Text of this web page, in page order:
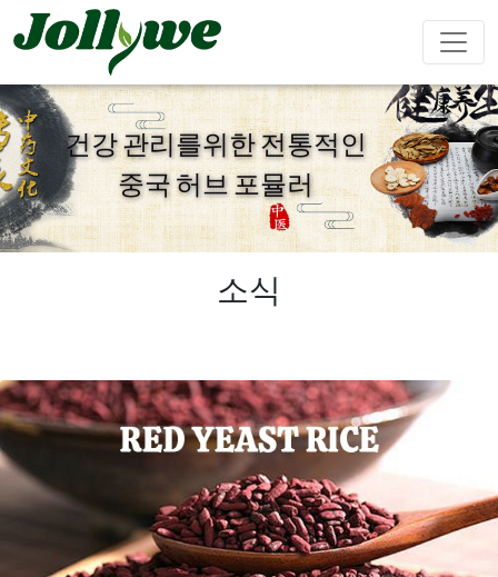
변비약 체중감량
뷰티다이어
트
면역강화 남성강화
심혈관질환
예방
수면제
성장 다이
어트
Ejiao 케이
크
알약 캡슐 가루음료
건강 관리를위한 전통적인
중국 허브 포뮬러
소식